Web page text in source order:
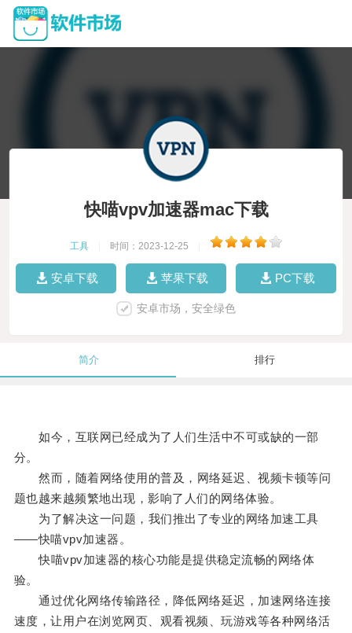
快喵vpv加速器mac下载
工具 时间：2023-12-25
安卓下载 苹果下载 PC下载
安卓市场，安全绿色
简介 排行
如今，互联网已经成为了人们生活中不可或缺的一部
分。
然而，随着网络使用的普及，网络延迟、视频卡顿等问
题也越来越频繁地出现，影响了人们的网络体验。
为了解决这一问题，我们推出了专业的网络加速工具
——快喵vpv加速器。
快喵vpv加速器的核心功能是提供稳定流畅的网络体
验。
通过优化网络传输路径，降低网络延迟，加速网络连接
速度，让用户在浏览网页、观看视频、玩游戏等各种网络活